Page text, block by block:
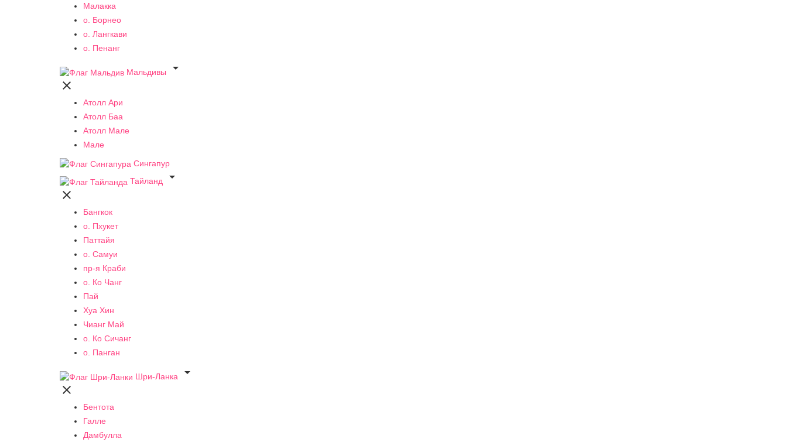
Малакка
о. Борнео
о. Лангкави
о. Пенанг
Мальдивы


Атолл Ари
Атолл Баа
Атолл Мале
Мале
Сингапур
Тайланд


Бангкок
о. Пхукет
Паттайя
о. Самуи
пр-я Краби
о. Ко Чанг
Пай
Хуа Хин
Чианг Май
о. Ко Сичанг
о. Панган
Шри-Ланка


Бентота
Галле
Дамбулла